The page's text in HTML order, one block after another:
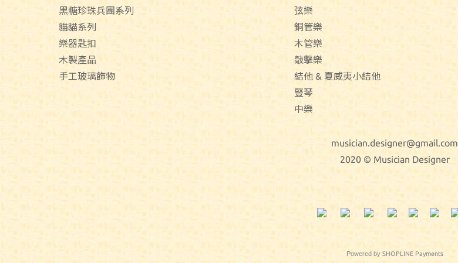
黑糖珍珠兵團系列
貓貓系列
樂器匙扣
木製產品
手工玻璃飾物
弦樂
銅管樂
木管樂
敲擊樂
結他 & 夏威夷小結他
豎琴
中樂
musician.designer@gmail.com
2020 © Musician Designer
Powered by SHOPLINE Payments